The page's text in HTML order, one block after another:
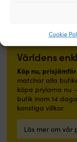
Cookie
Världens
Köp nu,
matchar alla
köpa prylarna nu
butik inom 14
konstiga villkor.
Läs mer om vår